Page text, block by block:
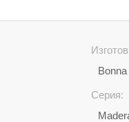
Серия: